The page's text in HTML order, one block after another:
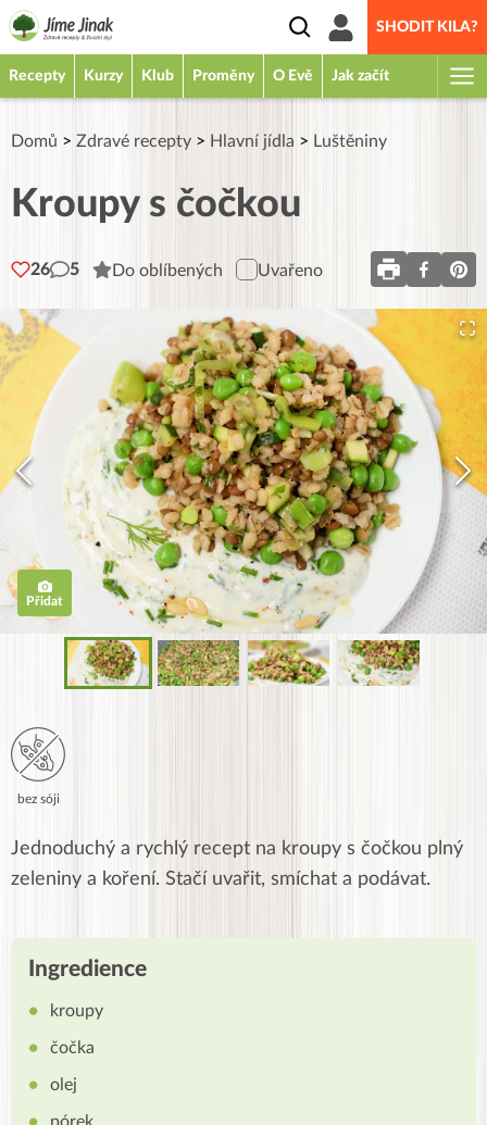
SHODIT KILA?
Recepty Kurzy Klub Proměny O Evě Jak začít
Domů > Zdravé recepty > Hlavní jídla > Luštěniny
Kroupy s čočkou
26 5 Do oblíbených Uvařeno
Přidat
bez sóji
Jednoduchý a rychlý recept na kroupy s čočkou plný
zeleniny a koření. Stačí uvařit, smíchat a podávat.
Ingredience
kroupy
čočka
olej